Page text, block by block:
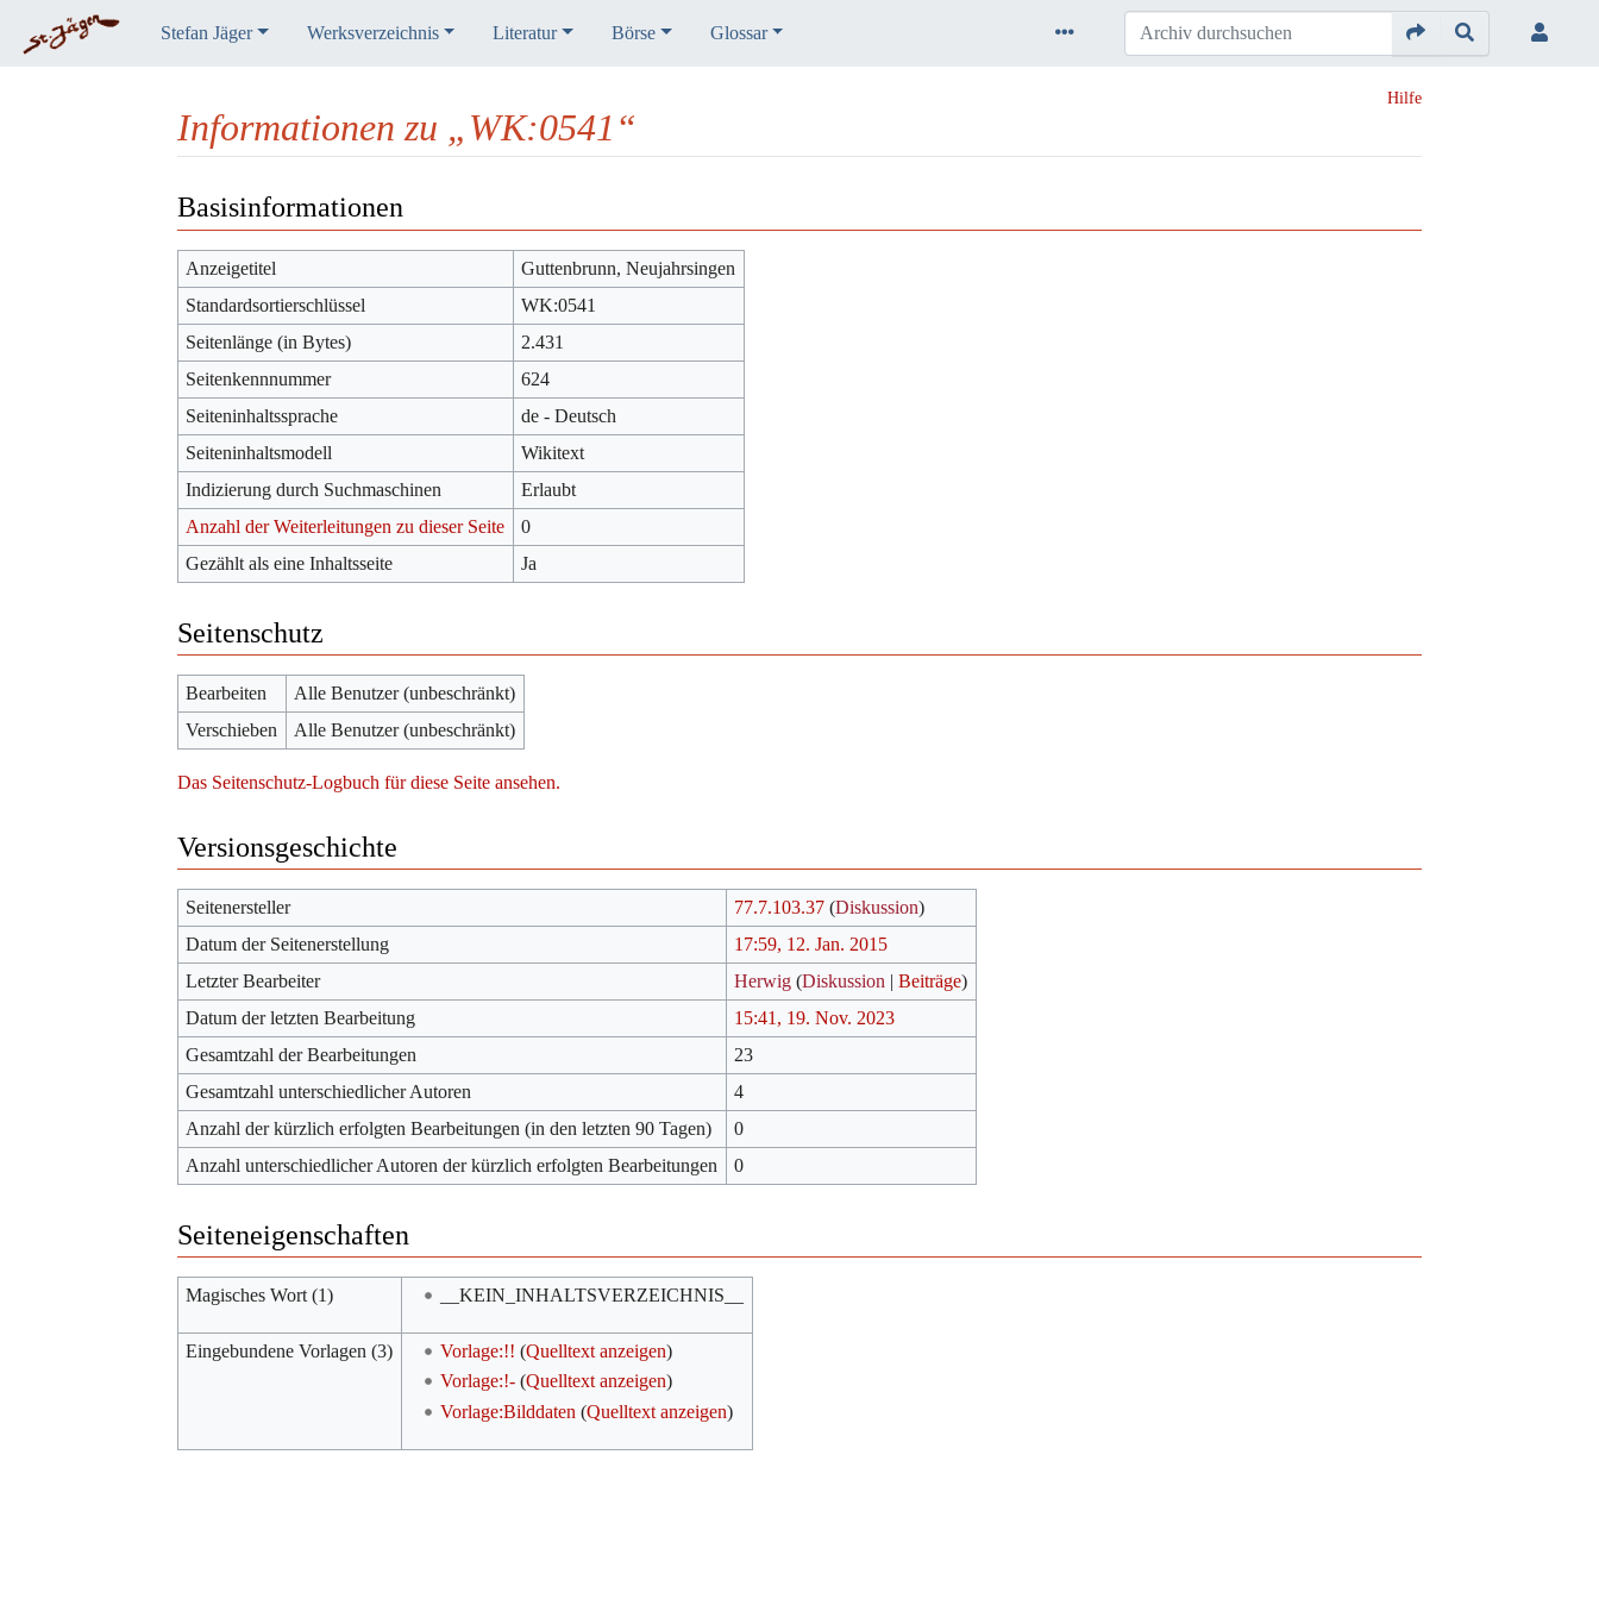
Stefan Jäger Werksverzeichnis Literatur Börse Glossar
Hilfe
Informationen zu „WK:0541“
Basisinformationen
Anzeigetitel
Guttenbrunn, Neujahrsingen
Standardsortierschlüssel
WK:0541
Seitenlänge (in Bytes)
2.431
Seitenkennnummer
624
Seiteninhaltssprache
de - Deutsch
Seiteninhaltsmodell
Wikitext
Indizierung durch Suchmaschinen
Erlaubt
Anzahl der Weiterleitungen zu dieser Seite
0
Gezählt als eine Inhaltsseite
Ja
Seitenschutz
Bearbeiten
Alle Benutzer (unbeschränkt)
Verschieben
Alle Benutzer (unbeschränkt)
Das Seitenschutz-Logbuch für diese Seite ansehen.
Versionsgeschichte
Seitenersteller 77.7.103.37 (Diskussion)
Datum der Seitenerstellung
17:59, 12. Jan. 2015
Letzter Bearbeiter
Herwig (Diskussion |Beiträge)
Datum der letzten Bearbeitung
15:41, 19. Nov. 2023
Gesamtzahl der Bearbeitungen
23
Gesamtzahl unterschiedlicher Autoren
4
Anzahl der kürzlich erfolgten Bearbeitungen (in den letzten 90 Tagen)
0
Anzahl unterschiedlicher Autoren der kürzlich erfolgten Bearbeitungen
0
Seiteneigenschaften
Magisches Wort (1) __KEIN_INHALTSVERZEICHNIS__
Eingebundene Vorlagen (3) Vorlage:!! (Quelltext anzeigen)
Vorlage:!- (Quelltext anzeigen)
Vorlage:Bilddaten (Quelltext anzeigen)